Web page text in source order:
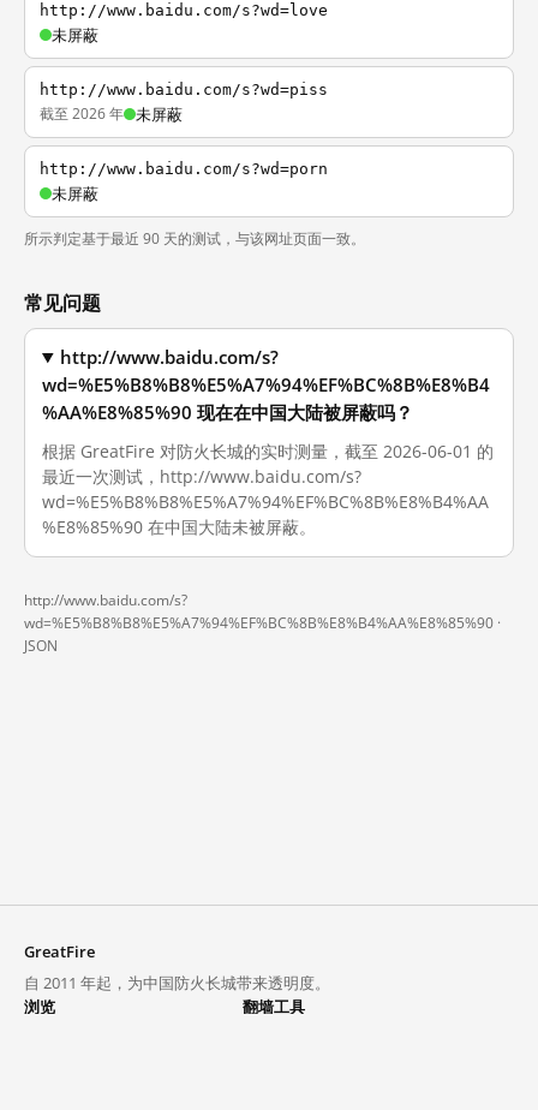
http://www.baidu.com/s?wd=love
未屏蔽
http://www.baidu.com/s?wd=piss
截至 2026 年 未屏蔽
http://www.baidu.com/s?wd=porn
未屏蔽
所示判定基于最近 90 天的测试，与该网址页面一致。
常见问题
http://www.baidu.com/s?
wd=%E5%B8%B8%E5%A7%94%EF%BC%8B%E8%B4
%AA%E8%85%90 现在在中国大陆被屏蔽吗？
根据 GreatFire 对防火长城的实时测量，截至 2026-06-01 的
最近一次测试，http://www.baidu.com/s?
wd=%E5%B8%B8%E5%A7%94%EF%BC%8B%E8%B4%AA
%E8%85%90 在中国大陆未被屏蔽。
http://www.baidu.com/s?
wd=%E5%B8%B8%E5%A7%94%EF%BC%8B%E8%B4%AA%E8%85%90 ·
JSON
GreatFire
自 2011 年起，为中国防火长城带来透明度。
浏览
翻墙工具